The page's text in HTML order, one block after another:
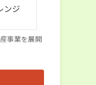
ンジ
事業を展開